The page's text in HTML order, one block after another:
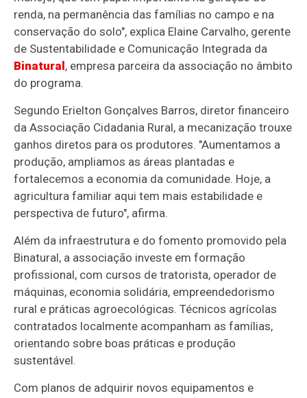
renda, na permanência das famílias no campo e na
conservação do solo", explica Elaine Carvalho, gerente
de Sustentabilidade e Comunicação Integrada da
Binatural , empresa parceira da associação no âmbito
do programa.
Segundo Erielton Gonçalves Barros, diretor financeiro
da Associação Cidadania Rural, a mecanização trouxe
ganhos diretos para os produtores. "Aumentamos a
produção, ampliamos as áreas plantadas e
fortalecemos a economia da comunidade. Hoje, a
agricultura familiar aqui tem mais estabilidade e
perspectiva de futuro", afirma.
Além da infraestrutura e do fomento promovido pela
Binatural, a associação investe em formação
profissional, com cursos de tratorista, operador de
máquinas, economia solidária, empreendedorismo
rural e práticas agroecológicas. Técnicos agrícolas
contratados localmente acompanham as famílias,
orientando sobre boas práticas e produção
sustentável.
Com planos de adquirir novos equipamentos e